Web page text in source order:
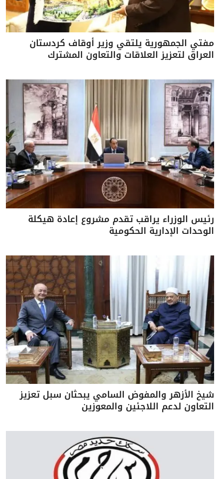
مفتي الجمهورية يلتقي وزير أوقاف كردستان
العراق لتعزيز العلاقات والتعاون المشترك
رئيس الوزراء يراقب تقدم مشروع إعادة هيكلة
الوحدات الإدارية الحكومية
شيخ الأزهر والمفوض السامي يبحثان سبل تعزيز
التعاون لدعم اللاجئين والمعوزين